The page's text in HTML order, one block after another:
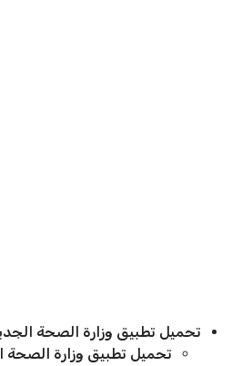
تحميل تطبيق وزارة الصحة
تحميل تطبيق وزارة الصحة